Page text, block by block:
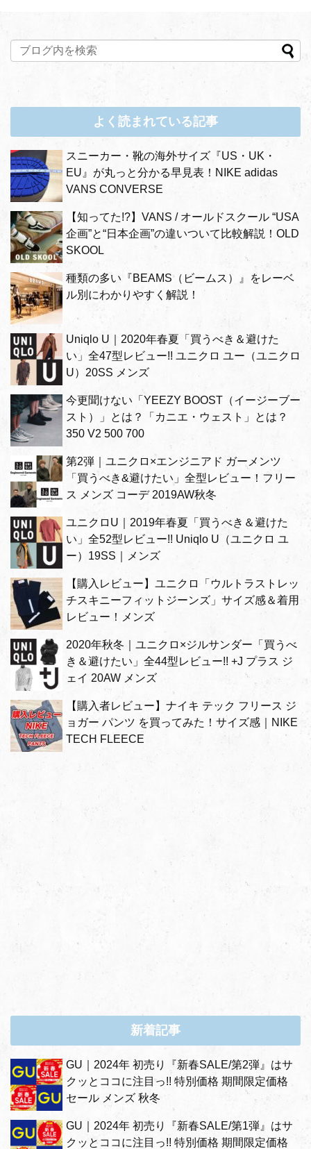
よく読まれている記事
スニーカー・靴の海外サイズ『US・UK・
EU』が丸っと分かる早見表！NIKE adidas
VANS CONVERSE
【知ってた!?】VANS / オールドスクール “USA
企画”と“日本企画”の違いついて比較解説！OLD
SKOOL
種類の多い『BEAMS（ビームス）』をレーベ
ル別にわかりやすく解説！
Uniqlo U｜2020年春夏「買うべき＆避けた
い」全47型レビュー!! ユニクロ ユー（ユニクロ
U）20SS メンズ
今更聞けない「YEEZY BOOST（イージーブー
スト）」とは？「カニエ・ウェスト」とは？
350 V2 500 700
第2弾｜ユニクロ×エンジニアド ガーメンツ
「買うべき&避けたい」全型レビュー！フリー
ス メンズ コーデ 2019AW秋冬
ユニクロU｜2019年春夏「買うべき＆避けた
い」全52型レビュー!! Uniqlo U（ユニクロ ユ
ー）19SS｜メンズ
【購入レビュー】ユニクロ「ウルトラストレッ
チスキニーフィットジーンズ」サイズ感＆着用
レビュー！メンズ
2020年秋冬｜ユニクロ×ジルサンダー「買うべ
き＆避けたい」全44型レビュー!! +J プラス ジ
ェイ 20AW メンズ
【購入者レビュー】ナイキ テック フリース ジ
ョガー パンツ を買ってみた！サイズ感｜NIKE
TECH FLEECE
新着記事
GU｜2024年 初売り『新春SALE/第2弾』はサ
クッとココに注目っ!! 特別価格 期間限定価格
セール メンズ 秋冬
GU｜2024年 初売り『新春SALE/第1弾』はサ
クッとココに注目っ!! 特別価格 期間限定価格